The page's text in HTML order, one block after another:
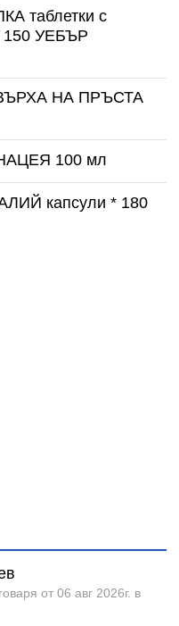
таблетки с
150 УЕБЪР
НА ПРЪСТА
100 мл
капсули * 180
от 06 авг 2026г. в